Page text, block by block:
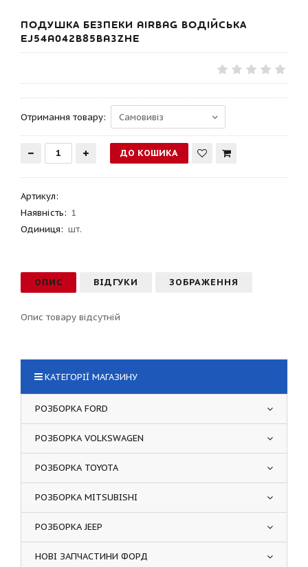
ПОДУШКА БЕЗПЕКИ AIRBAG ВОДІЙСЬКА
EJ54A042B85BA3ZHE
Отримання товару:
Артикул:
Наявність: 1
Одиниця: шт.
ОПИС ВІДГУКИ ЗОБРАЖЕННЯ
Опис товару відсутній
КАТЕГОРІЇ МАГАЗИНУ
РОЗБОРКА FORD
РОЗБОРКА VOLKSWAGEN
РОЗБОРКА TOYOTA
РОЗБОРКА MITSUBISHI
РОЗБОРКА JEEP
НОВІ ЗАПЧАСТИНИ ФОРД